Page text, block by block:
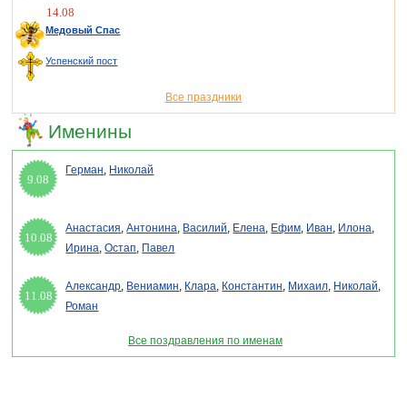
14.08
Медовый Спас
Успенский пост
Все праздники
Именины
9.08
Герман, Николай
10.08
Анастасия,Антонина, Василий, Елена, Ефим, Иван, Илона,
Ирина,Остап, Павел
11.08
Александр, Вениамин, Клара, Константин, Михаил, Николай,
Роман
Все поздравления по именам